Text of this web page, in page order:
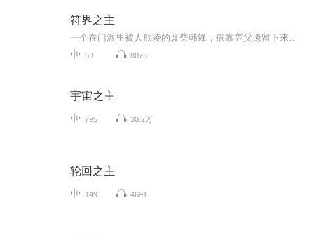
符界之主
53 8075
宇宙之主
795 30.2万
轮回之主
149 4691